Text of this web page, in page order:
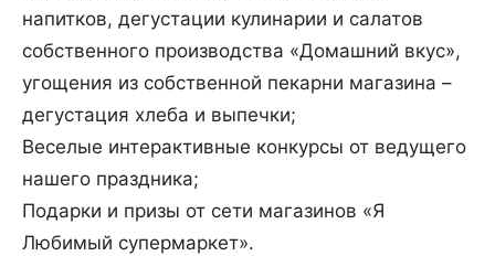
напитков, дегустации кулинарии и салатов
собственного производства «Домашний вкус»,
угощения из собственной пекарни магазина –
дегустация хлеба и выпечки;
Веселые интерактивные конкурсы от ведущего
нашего праздника;
Подарки и призы от сети магазинов «Я
Любимый супермаркет».